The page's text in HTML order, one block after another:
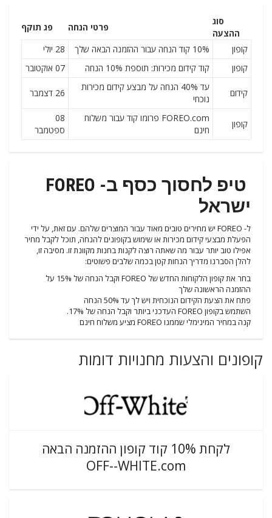
סוג
ההצעה
פרטי הנחה
פג תוקף
קופון
10% קוד הנחה עבור ההזמנה הבאה שלך
28 יולי
קופון
קוד קידום מכירות: תוספת 10% הנחה 07 אוקטובר
קידום
עד 40% הנחה על מבצע קידום מכירות
נוכחי
26 דצמבר
קופון
FOREO.com פרומו קוד עבור משלוח
חינם
08
ספטמבר
טיפ לחסוך כסף ב- FOREO
ישראל
ל- FOREO יש מחירים טובים מאוד עבור המוצרים שלהם. עם זאת, על ידי
הפעלת מבצעי קידום מכירות או שימוש בקופונים להנחה, תוכל לקבל מחיר
אפילו טוב יותר עבור מה שאתה רוצה לקנות בחנות מקוונת זו. מסיבה זו,
להלן הסברנו מדריך הנחות קטן בכמה שלבים פשוטים:
בחר את קופון הלקוחות החדש של FOREO וקבל הנחה של 15% על
ההזמנה הראשונה שלך
פתח את הצעת הקידום הנוכחית ויש לך עד 50% הנחה
השתמש בקופון FOREO העדכני ביותר וקבל הנחה של 17%.
קנה במחיר המינימלי שממנו FOREO מציע משלוח חינם
קופונים והצעות מחנויות דומות
לקחת 10% קוד קופון ההזמנה הבאה
OFF--WHITE.com